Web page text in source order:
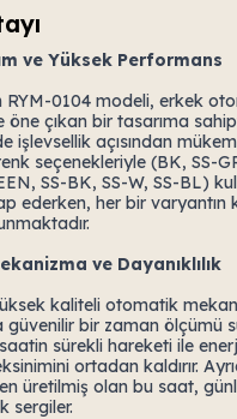
ve Yüksek Performans
RYM-0104 modeli, erkek
çıkan bir tasarıma
işlevsellik açısından
seçenekleriyle (BK, SS-
SS-BK, SS-W, SS-BL)
ederken, her bir varyantın
ve Dayanıklılık
kaliteli otomatik
güvenilir bir zaman ölçümü
sürekli hareketi ile
ortadan kaldırır.
üretilmiş olan bu saat,
sergiler.